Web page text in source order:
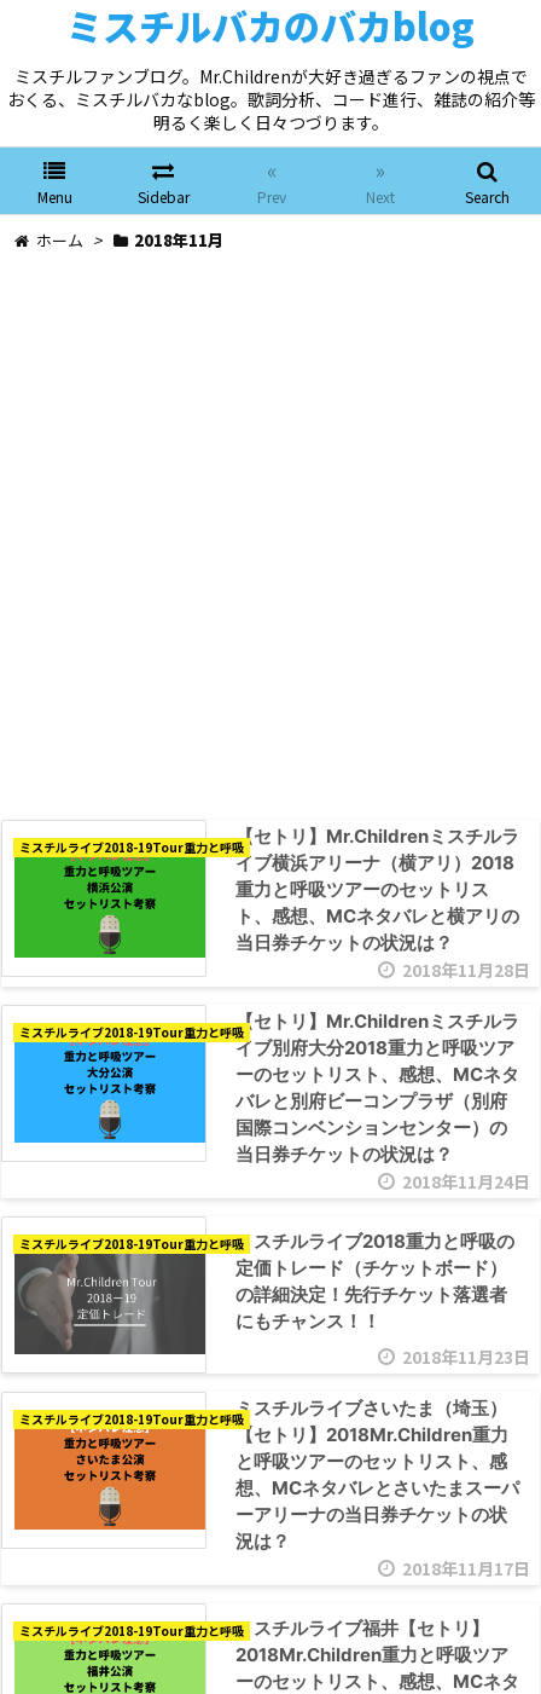
ミスチルバカのバカblog
ミスチルファンブログ。Mr.Childrenが大好き過ぎるファンの視点で
おくる、ミスチルバカなblog。歌詞分析、コード進行、雑誌の紹介等
明るく楽しく日々つづります。
Menu Sidebar
«
Prev
»
Next Search
ホーム > 2018年11月
2018年11月28日
ミスチルライブ2018-19Tour重力と呼吸【セトリ】Mr.Childrenミスチルラ
イブ横浜アリーナ（横アリ）2018
重力と呼吸ツアーのセットリス
ト、感想、MCネタバレと横アリの
当日券チケットの状況は？
2018年11月24日
ミスチルライブ2018-19Tour重力と呼吸【セトリ】Mr.Childrenミスチルラ
イブ別府大分2018重力と呼吸ツア
ーのセットリスト、感想、MCネタ
バレと別府ビーコンプラザ（別府
国際コンベンションセンター）の
当日券チケットの状況は？
2018年11月23日
ミスチルライブ2018-19Tour重力と呼吸ミスチルライブ2018重力と呼吸の
定価トレード（チケットボード）
の詳細決定！先行チケット落選者
にもチャンス！！
2018年11月17日
ミスチルライブ2018-19Tour重力と呼吸ミスチルライブさいたま（埼玉）
【セトリ】2018Mr.Children重力
と呼吸ツアーのセットリスト、感
想、MCネタバレとさいたまスーパ
ーアリーナの当日券チケットの状
況は？
ミスチルライブ2018-19Tour重力と呼吸ミスチルライブ福井【セトリ】
2018Mr.Children重力と呼吸ツア
ーのセットリスト、感想、MCネタ